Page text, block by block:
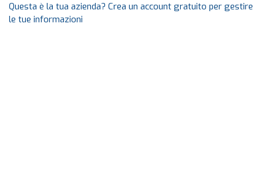
Questa è la tua azienda? Crea un account gratuito per gestire
le tue informazioni